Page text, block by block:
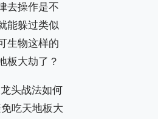
去操作是不
能躲过类似
生物这样的
板大劫了？